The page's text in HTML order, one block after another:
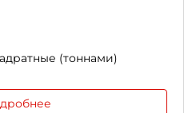
(тоннами)